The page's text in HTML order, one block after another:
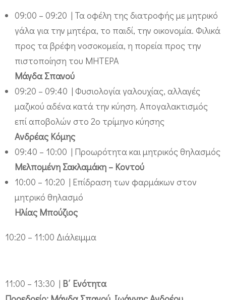
Ν
ε
κ
ύ
ν
09:00 – 09:20 | Τα οφέλη της διατροφής με μητρικό
γάλα για την μητέρα, το παιδί, την οικονομία. Φιλικά
προς τα βρέφη νοσοκομεία, η πορεία προς την
πιστοποίηση του ΜΗΤΕΡΑ
Μάγδα Σπανού
09:20 – 09:40 | Φυσιολογία γαλουχίας, αλλαγές
μαζικού αδένα κατά την κύηση. Απογαλακτισμός
επί αποβολών στο 2ο τρίμηνο κύησης
Ανδρέας Κόμης
09:40 – 10:00 | Προωρότητα και μητρικός θηλασμός
Μελπομένη Σακλαμάκη – Κοντού
10:00 – 10:20 | Επίδραση των φαρμάκων στον
μητρικό θηλασμό
Ηλίας Μπούζιος
10:20 – 11:00 Διάλειμμα
11:00 – 13:30 | Β΄ Ενότητα